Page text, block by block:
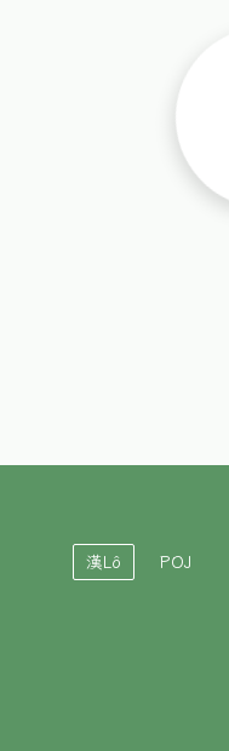
漢Lô POJ